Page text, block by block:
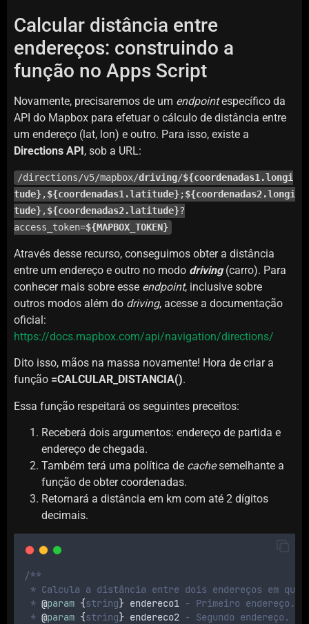
Calcular distância entre
endereços: construindo a
função no Apps Script
Novamente, precisaremos de um endpointespecífico da
API do Mapbox para efetuar o cálculo de distância entre
um endereço (lat, lon) e outro. Para isso, existe a
Directions API, sob a URL:
/directions/v5/mapbox/driving/${coordenadas1.longi
tude},${coordenadas1.latitude};${coordenadas2.longi
tude},${coordenadas2.latitude}?
access_token=${MAPBOX_TOKEN}
Através desse recurso, conseguimos obter a distância
entre um endereço e outro no modo driving (carro). Para
conhecer mais sobre esse endpoint, inclusive sobre
outros modos além do driving, acesse a documentação
oficial:
https://docs.mapbox.com/api/navigation/directions/
Dito isso, mãos na massa novamente! Hora de criar a
função =CALCULAR_DISTANCIA().
Essa função respeitará os seguintes preceitos:
Receberá dois argumentos: endereço de partida e
endereço de chegada.
Também terá uma política de cachesemelhante a
função de obter coordenadas.
Retornará a distância em km com até 2 dígitos
decimais.
/**
* Calcula a distância entre dois endereços em
* @param {string} endereco1 - Primeiro endereço.
* @param {string} endereco2 - Segundo endereço.